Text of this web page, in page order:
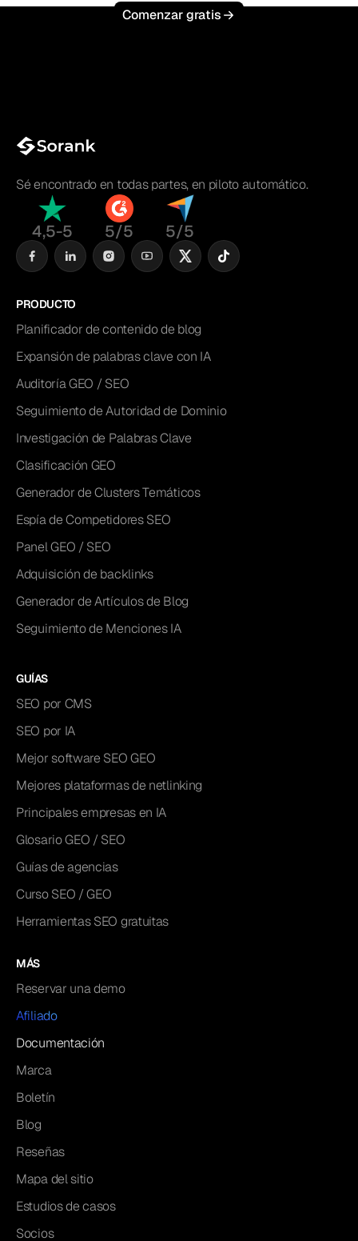
Comenzar gratis
Sé encontrado en todas partes, en piloto automático.
4,5-5 5/5 5/5
PRODUCTO
Planificador de contenido de blog
Expansión de palabras clave con IA
Auditoría GEO / SEO
Seguimiento de Autoridad de Dominio
Investigación de Palabras Clave
Clasificación GEO
Generador de Clusters Temáticos
Espía de Competidores SEO
Panel GEO / SEO
Adquisición de backlinks
Generador de Artículos de Blog
Seguimiento de Menciones IA
GUÍAS
SEO por CMS
SEO por IA
Mejor software SEO GEO
Mejores plataformas de netlinking
Principales empresas en IA
Glosario GEO / SEO
Guías de agencias
Curso SEO / GEO
Herramientas SEO gratuitas
MÁS
Reservar una demo
Afiliado
Documentación
Marca
Boletín
Blog
Reseñas
Mapa del sitio
Estudios de casos
Socios